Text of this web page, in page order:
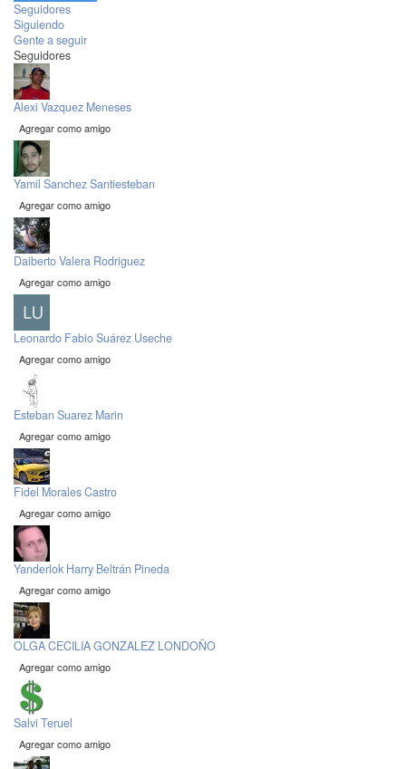
Seguidores
Siguiendo
Gente a seguir
Seguidores
Alexi Vazquez Meneses
Agregar como amigo
Yamil Sanchez Santiesteban
Agregar como amigo
Daiberto Valera Rodriguez
Agregar como amigo
Leonardo Fabio Suárez Useche
Agregar como amigo
Esteban Suarez Marin
Agregar como amigo
Fidel Morales Castro
Agregar como amigo
Yanderlok Harry Beltrán Pineda
Agregar como amigo
OLGA CECILIA GONZALEZ LONDOÑO
Agregar como amigo
Salvi Teruel
Agregar como amigo